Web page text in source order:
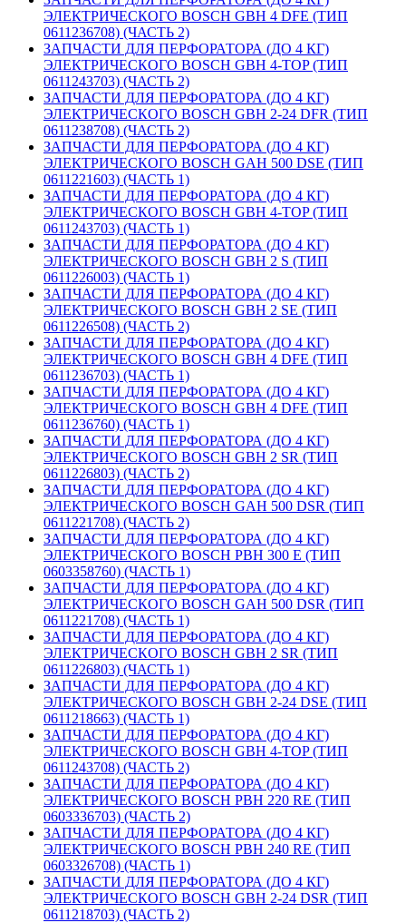
ЭЛЕКТРИЧЕСКОГО BOSCH GBH 4 DFE (ТИП
0611236708) (ЧАСТЬ 2)
ЗАПЧАСТИ ДЛЯ ПЕРФОРАТОРА (ДО 4 КГ)
ЭЛЕКТРИЧЕСКОГО BOSCH GBH 4-TOP (ТИП
0611243703) (ЧАСТЬ 2)
ЗАПЧАСТИ ДЛЯ ПЕРФОРАТОРА (ДО 4 КГ)
ЭЛЕКТРИЧЕСКОГО BOSCH GBH 2-24 DFR (ТИП
0611238708) (ЧАСТЬ 2)
ЗАПЧАСТИ ДЛЯ ПЕРФОРАТОРА (ДО 4 КГ)
ЭЛЕКТРИЧЕСКОГО BOSCH GAH 500 DSE (ТИП
0611221603) (ЧАСТЬ 1)
ЗАПЧАСТИ ДЛЯ ПЕРФОРАТОРА (ДО 4 КГ)
ЭЛЕКТРИЧЕСКОГО BOSCH GBH 4-TOP (ТИП
0611243703) (ЧАСТЬ 1)
ЗАПЧАСТИ ДЛЯ ПЕРФОРАТОРА (ДО 4 КГ)
ЭЛЕКТРИЧЕСКОГО BOSCH GBH 2 S (ТИП
0611226003) (ЧАСТЬ 1)
ЗАПЧАСТИ ДЛЯ ПЕРФОРАТОРА (ДО 4 КГ)
ЭЛЕКТРИЧЕСКОГО BOSCH GBH 2 SE (ТИП
0611226508) (ЧАСТЬ 2)
ЗАПЧАСТИ ДЛЯ ПЕРФОРАТОРА (ДО 4 КГ)
ЭЛЕКТРИЧЕСКОГО BOSCH GBH 4 DFE (ТИП
0611236703) (ЧАСТЬ 1)
ЗАПЧАСТИ ДЛЯ ПЕРФОРАТОРА (ДО 4 КГ)
ЭЛЕКТРИЧЕСКОГО BOSCH GBH 4 DFE (ТИП
0611236760) (ЧАСТЬ 1)
ЗАПЧАСТИ ДЛЯ ПЕРФОРАТОРА (ДО 4 КГ)
ЭЛЕКТРИЧЕСКОГО BOSCH GBH 2 SR (ТИП
0611226803) (ЧАСТЬ 2)
ЗАПЧАСТИ ДЛЯ ПЕРФОРАТОРА (ДО 4 КГ)
ЭЛЕКТРИЧЕСКОГО BOSCH GAH 500 DSR (ТИП
0611221708) (ЧАСТЬ 2)
ЗАПЧАСТИ ДЛЯ ПЕРФОРАТОРА (ДО 4 КГ)
ЭЛЕКТРИЧЕСКОГО BOSCH PBH 300 E (ТИП
0603358760) (ЧАСТЬ 1)
ЗАПЧАСТИ ДЛЯ ПЕРФОРАТОРА (ДО 4 КГ)
ЭЛЕКТРИЧЕСКОГО BOSCH GAH 500 DSR (ТИП
0611221708) (ЧАСТЬ 1)
ЗАПЧАСТИ ДЛЯ ПЕРФОРАТОРА (ДО 4 КГ)
ЭЛЕКТРИЧЕСКОГО BOSCH GBH 2 SR (ТИП
0611226803) (ЧАСТЬ 1)
ЗАПЧАСТИ ДЛЯ ПЕРФОРАТОРА (ДО 4 КГ)
ЭЛЕКТРИЧЕСКОГО BOSCH GBH 2-24 DSE (ТИП
0611218663) (ЧАСТЬ 1)
ЗАПЧАСТИ ДЛЯ ПЕРФОРАТОРА (ДО 4 КГ)
ЭЛЕКТРИЧЕСКОГО BOSCH GBH 4-TOP (ТИП
0611243708) (ЧАСТЬ 2)
ЗАПЧАСТИ ДЛЯ ПЕРФОРАТОРА (ДО 4 КГ)
ЭЛЕКТРИЧЕСКОГО BOSCH PBH 220 RE (ТИП
0603336703) (ЧАСТЬ 2)
ЗАПЧАСТИ ДЛЯ ПЕРФОРАТОРА (ДО 4 КГ)
ЭЛЕКТРИЧЕСКОГО BOSCH PBH 240 RE (ТИП
0603326708) (ЧАСТЬ 1)
ЗАПЧАСТИ ДЛЯ ПЕРФОРАТОРА (ДО 4 КГ)
ЭЛЕКТРИЧЕСКОГО BOSCH GBH 2-24 DSR (ТИП
0611218703) (ЧАСТЬ 2)